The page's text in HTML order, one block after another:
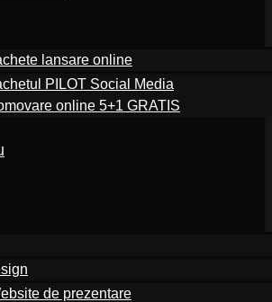
lansare online
PILOT Social Media
online 5+1 GRATIS
de prezentare